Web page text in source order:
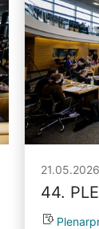
21.05.2026
44.